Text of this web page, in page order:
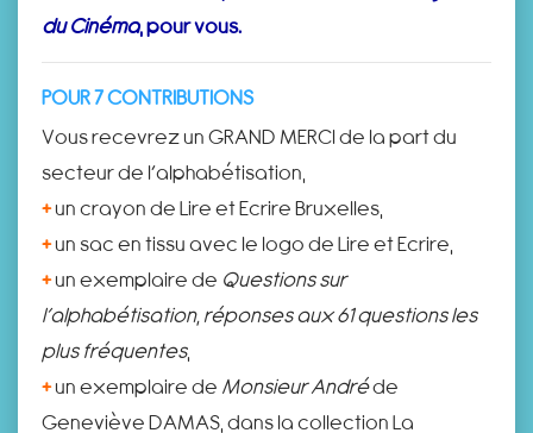
du Cinéma, pour vous.
POUR 7 CONTRIBUTIONS
Vous recevrez un GRAND MERCI de la part du
secteur de l’alphabétisation,
+un crayon de Lire et Ecrire Bruxelles,
+un sac en tissu avec le logo de Lire et Ecrire,
+un exemplaire de Questions sur
l’alphabétisation, réponses aux 61 questions les
plus fréquentes,
+un exemplaire de Monsieur Andréde
Geneviève DAMAS, dans la collection La